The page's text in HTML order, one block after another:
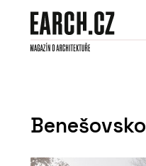
Benešovsko